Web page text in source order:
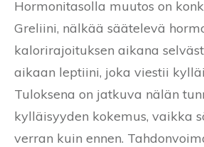
Hormonitasolla muutos on
Greliini, nälkää säätelevä
kalorirajoituksen aikana
aikaan leptiini, joka viestii
Tuloksena on jatkuva nälän
kylläisyyden kokemus, vaikka
verran kuin ennen.